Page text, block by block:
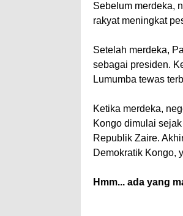
Sebelum merdeka,
rakyat meningkat
Setelah merdeka,
sebagai presiden.
Lumumba tewas
Ketika merdeka,
Kongo dimulai
Republik Zaire.
Demokratik Kongo,
Hmm... ada yang